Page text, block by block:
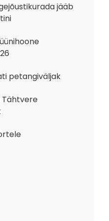
jääb
petangiväljak
Tähtvere